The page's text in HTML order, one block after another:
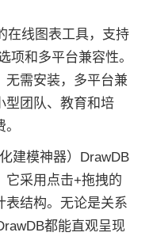
在线图表工具，支持
项和多平台兼容性。
无需安装，多平台兼
型团队、教育和培
建模神器）DrawDB
它采用点击+拖拽的
表结构。无论是关系
都能直观呈现